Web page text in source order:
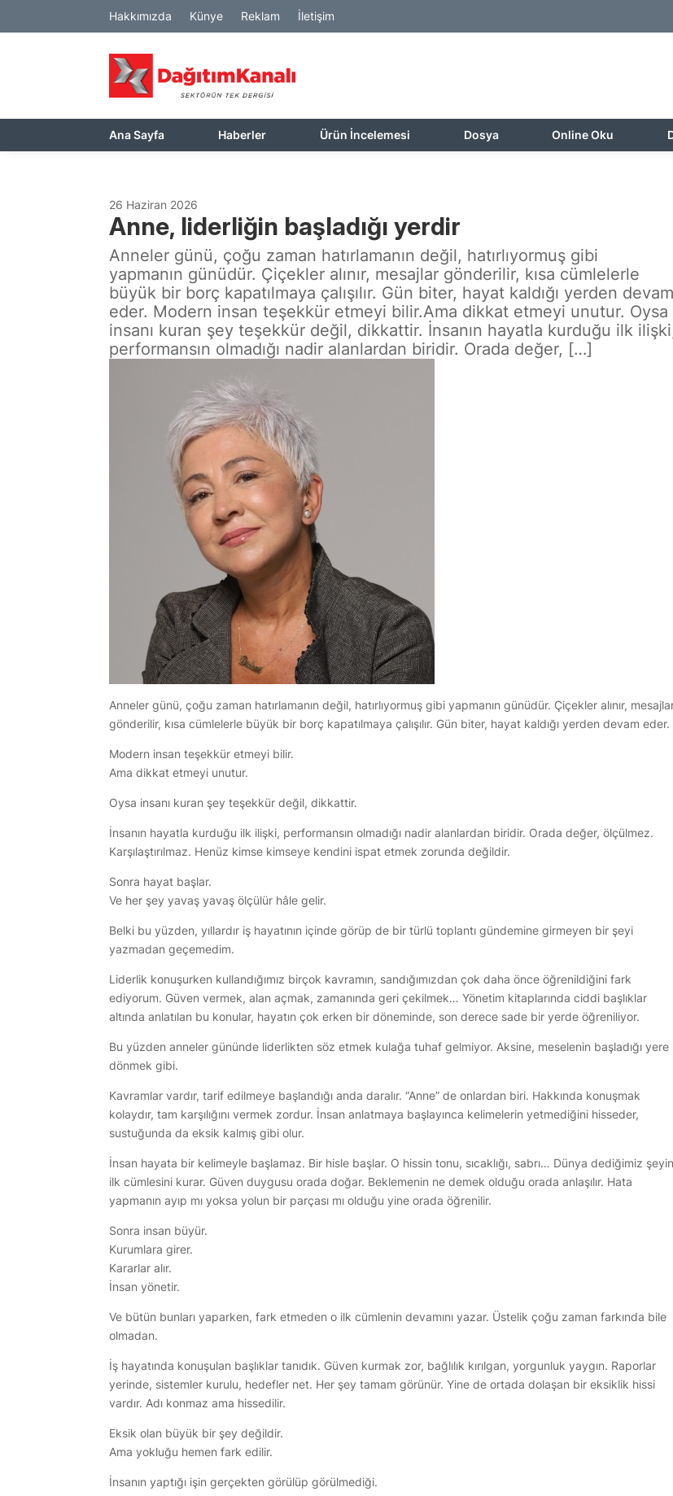
Hakkımızda Künye Reklam İletişim
Ana Sayfa Haberler Ürün İncelemesi Dosya Online Oku
26 Haziran 2026
Anne, liderliğin başladığı yerdir
Anneler günü, çoğu zaman hatırlamanın değil, hatırlıyormuş gibi
yapmanın günüdür. Çiçekler alınır, mesajlar gönderilir, kısa cümlelerle
büyük bir borç kapatılmaya çalışılır. Gün biter, hayat kaldığı yerden devam
eder. Modern insan teşekkür etmeyi bilir.Ama dikkat etmeyi unutur. Oysa
insanı kuran şey teşekkür değil, dikkattir. İnsanın hayatla kurduğu ilk
performansın olmadığı nadir alanlardan biridir. Orada değer, […]
Anneler günü, çoğu zaman hatırlamanın değil, hatırlıyormuş gibi yapmanın günüdür. Çiçekler alınır,
gönderilir, kısa cümlelerle büyük bir borç kapatılmaya çalışılır. Gün biter, hayat kaldığı yerden devam eder.
Modern insan teşekkür etmeyi bilir.
Ama dikkat etmeyi unutur.
Oysa insanı kuran şey teşekkür değil, dikkattir.
İnsanın hayatla kurduğu ilk ilişki, performansın olmadığı nadir alanlardan biridir. Orada değer, ölçülmez.
Karşılaştırılmaz. Henüz kimse kimseye kendini ispat etmek zorunda değildir.
Sonra hayat başlar.
Ve her şey yavaş yavaş ölçülür hâle gelir.
Belki bu yüzden, yıllardır iş hayatının içinde görüp de bir türlü toplantı gündemine girmeyen bir şeyi
yazmadan geçemedim.
Liderlik konuşurken kullandığımız birçok kavramın, sandığımızdan çok daha önce öğrenildiğini fark
ediyorum. Güven vermek, alan açmak, zamanında geri çekilmek… Yönetim kitaplarında ciddi başlıklar
altında anlatılan bu konular, hayatın çok erken bir döneminde, son derece sade bir yerde öğreniliyor.
Bu yüzden anneler gününde liderlikten söz etmek kulağa tuhaf gelmiyor. Aksine, meselenin başladığı yere
dönmek gibi.
Kavramlar vardır, tarif edilmeye başlandığı anda daralır. “Anne” de onlardan biri. Hakkında konuşmak
kolaydır, tam karşılığını vermek zordur. İnsan anlatmaya başlayınca kelimelerin yetmediğini hisseder,
sustuğunda da eksik kalmış gibi olur.
İnsan hayata bir kelimeyle başlamaz. Bir hisle başlar. O hissin tonu, sıcaklığı, sabrı… Dünya dediğimiz şeyin
ilk cümlesini kurar. Güven duygusu orada doğar. Beklemenin ne demek olduğu orada anlaşılır. Hata
yapmanın ayıp mı yoksa yolun bir parçası mı olduğu yine orada öğrenilir.
Sonra insan büyür.
Kurumlara girer.
Kararlar alır.
İnsan yönetir.
Ve bütün bunları yaparken, fark etmeden o ilk cümlenin devamını yazar. Üstelik çoğu zaman farkında bile
olmadan.
İş hayatında konuşulan başlıklar tanıdık. Güven kurmak zor, bağlılık kırılgan, yorgunluk yaygın. Raporlar
yerinde, sistemler kurulu, hedefler net. Her şey tamam görünür. Yine de ortada dolaşan bir eksiklik hissi
vardır. Adı konmaz ama hissedilir.
Eksik olan büyük bir şey değildir.
Ama yokluğu hemen fark edilir.
İnsanın yaptığı işin gerçekten görülüp görülmediği.